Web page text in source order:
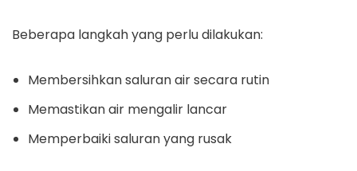
Beberapa langkah yang perlu dilakukan:
Membersihkan saluran air secara rutin
Memastikan air mengalir lancar
Memperbaiki saluran yang rusak